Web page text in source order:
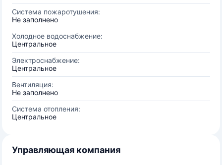
Система пожаротушения:
Не заполнено
Холодное водоснабжение:
Центральное
Электроснабжение:
Центральное
Вентиляция:
Не заполнено
Система отопления:
Центральное
Управляющая компания